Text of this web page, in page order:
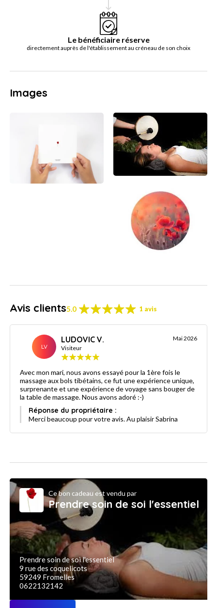
Le bénéficiaire réserve
directement auprès de l'établissement au créneau de son choix
Images
Avis clients5.0 1 avis
LV
LUDOVIC V.
Visiteur
Mai 2026
Avec mon mari, nous avons essayé pour la 1ère fois le
massage aux bols tibétains, ce fut une expérience unique,
surprenante et une expérience de voyage sans bouger de
la table de massage. Nous avons adoré :-)
Réponse du propriétaire :
Merci beaucoup pour votre avis. Au plaisir Sabrina
Ce bon cadeau est vendu par
Prendre soin de soi l'essentiel
Prendre soin de soi l'essentiel
9 rue des coquelicots
59249 Fromelles
0622132142